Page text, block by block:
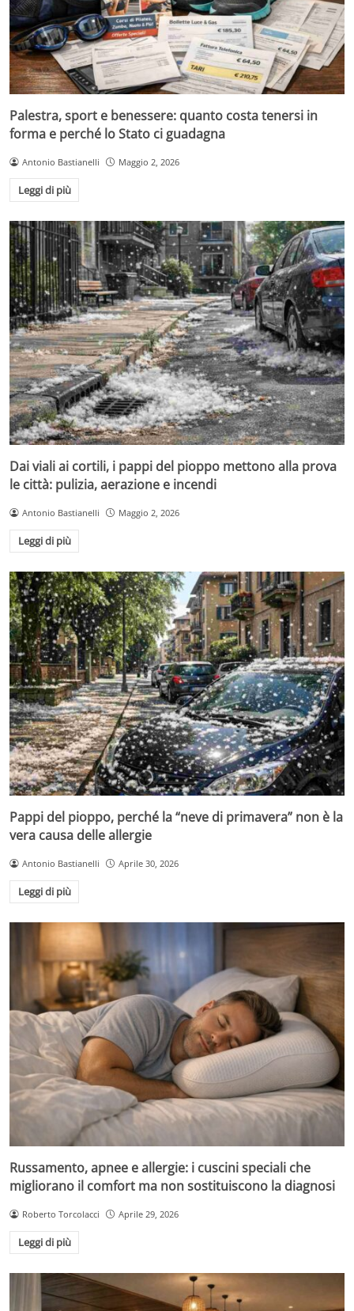
Palestra, sport e benessere: quanto costa tenersi in
forma e perché lo Stato ci guadagna
Antonio Bastianelli Maggio 2, 2026
Leggi di più
Dai viali ai cortili, i pappi del pioppo mettono alla prova
le città: pulizia, aerazione e incendi
Antonio Bastianelli Maggio 2, 2026
Leggi di più
Pappi del pioppo, perché la “neve di primavera” non è la
vera causa delle allergie
Antonio Bastianelli Aprile 30, 2026
Leggi di più
Russamento, apnee e allergie: i cuscini speciali che
migliorano il comfort ma non sostituiscono la diagnosi
Roberto Torcolacci Aprile 29, 2026
Leggi di più